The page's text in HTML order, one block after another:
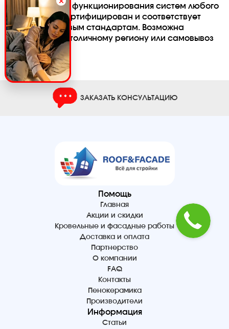
эффективного функционирования систем любого
типа. Товар сертифицирован и соответствует
строгим мировым стандартам. Возможна
доставка по столичному региону или самовывоз
со склада.
ЗАКАЗАТЬ КОНСУЛЬТАЦИЮ
Помощь
Главная
Акции и скидки
Кровельные и фасадные работы
Доставка и оплата
Партнерство
О компании
FAQ
Контакты
Пенокерамика
Производители
Информация
Статьи